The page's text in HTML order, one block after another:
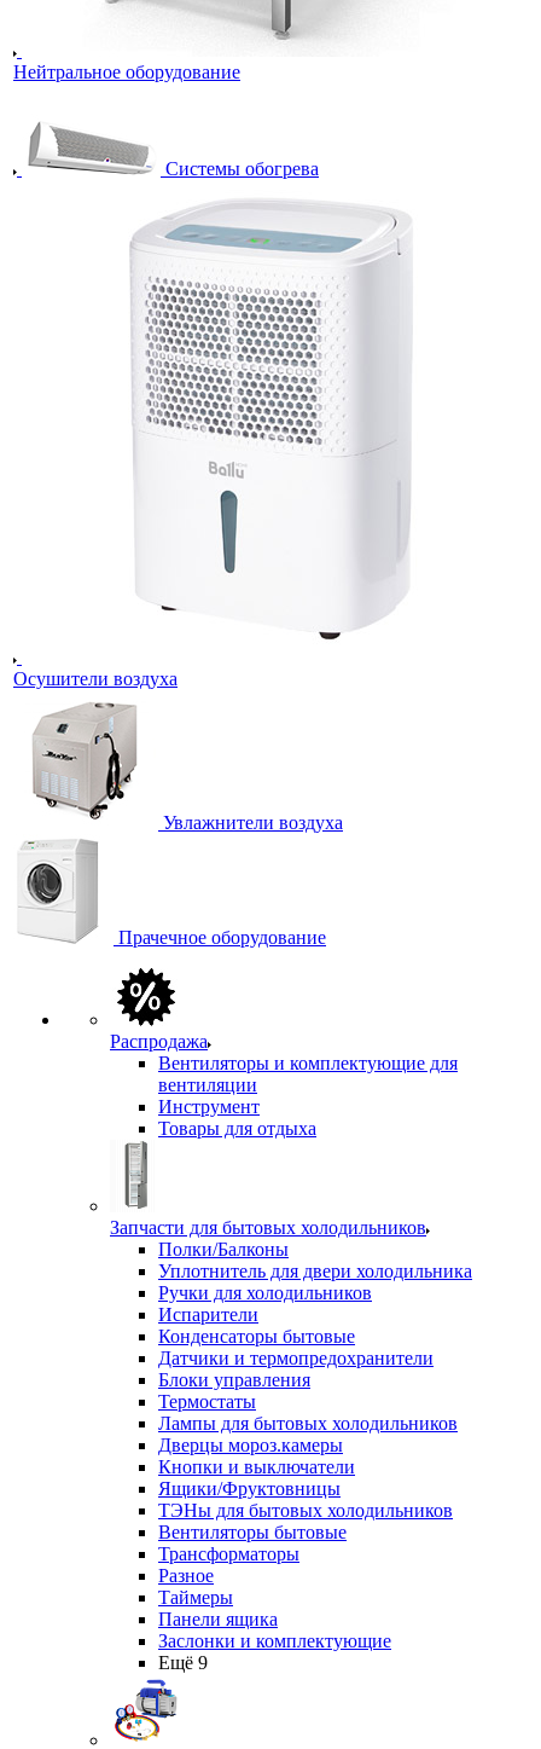
Нейтральное оборудование
Системы обогрева
Осушители воздуха
Увлажнители воздуха
Прачечное оборудование
Распродажа
Вентиляторы и комплектующие для
вентиляции
Инструмент
Товары для отдыха
Запчасти для бытовых холодильников
Полки/Балконы
Уплотнитель для двери холодильника
Ручки для холодильников
Испарители
Конденсаторы бытовые
Датчики и термопредохранители
Блоки управления
Термостаты
Лампы для бытовых холодильников
Дверцы мороз.камеры
Кнопки и выключатели
Ящики/Фруктовницы
ТЭНы для бытовых холодильников
Вентиляторы бытовые
Трансформаторы
Разное
Таймеры
Панели ящика
Заслонки и комплектующие
Ещё 9